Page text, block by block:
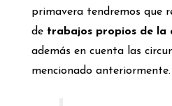
primavera tendremos que
de trabajos propios de la
además en cuenta las
mencionado anteriormente.